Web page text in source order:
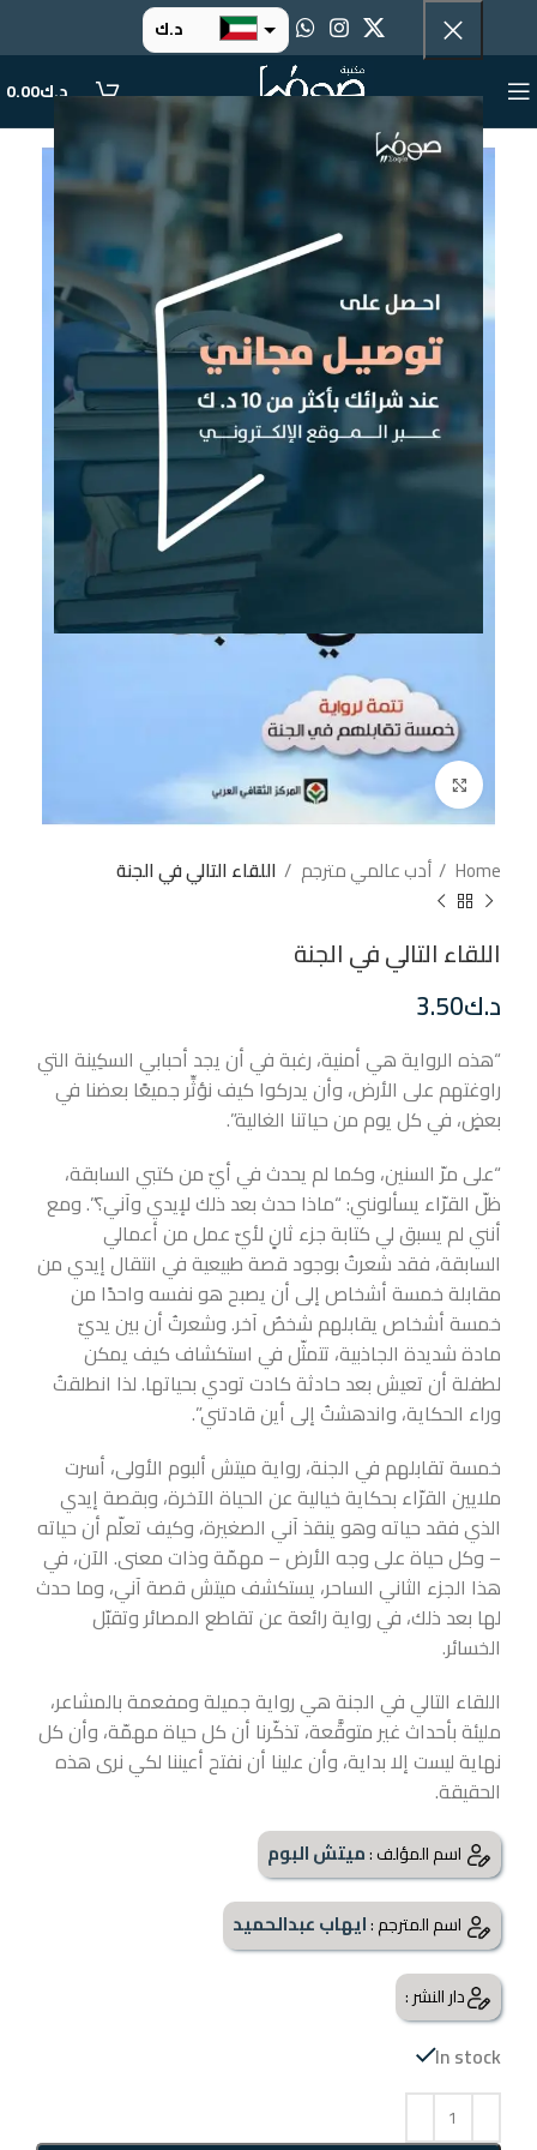
د.ك
ر.س
.د.ب
د.ك0.00
إضغط للتكبير
Home أدب عالمي مترجم اللقاء التالي في الجنة
اللقاء التالي في الجنة
د.ك3.50
“هذه الرواية هي أمنية، رغبة في أن يجد أحبابي السكِينة التي
راوغتهم على الأرض، وأن يدركوا كيف نؤثِّر جميعًا بعضنا في
بعضٍ، في كل يوم من حياتنا الغالية”.
“على مرّ السنين، وكما لم يحدث في أيّ من كتبي السابقة،
ظلّ القرّاء يسألونني: “ماذا حدث بعد ذلك لإيدي وآني؟”. ومع
أنني لم يسبق لي كتابة جزء ثانٍ لأيّ عمل من أعمالي
السابقة، فقد شعرتُ بوجود قصة طبيعية في انتقال إيدي من
مقابلة خمسة أشخاص إلى أن يصبح هو نفسه واحدًا من
خمسة أشخاص يقابلهم شخصٌ آخر. وشعرتُ أن بين يديّ
مادة شديدة الجاذبية، تتمثّل في استكشاف كيف يمكن
لطفلة أن تعيش بعد حادثة كادت تودي بحياتها. لذا انطلقتُ
وراء الحكاية، واندهشتُ إلى أين قادتني”.
خمسة تقابلهم في الجنة، رواية ميتش ألبوم الأولى، أسرت
ملايين القرّاء بحكاية خيالية عن الحياة الآخرة، وبقصة إيدي
الذي فقد حياته وهو ينقذ آني الصغيرة، وكيف تعلّم أن حياته
– وكل حياة على وجه الأرض – مهمّة وذات معنى. الآن، في
هذا الجزء الثاني الساحر، يستكشف ميتش قصة آني، وما حدث
لها بعد ذلك، في رواية رائعة عن تقاطع المصائر وتقبّل
الخسائر.
اللقاء التالي في الجنة هي رواية جميلة ومفعمة بالمشاعر،
مليئة بأحداث غير متوقَّعة، تذكّرنا أن كل حياة مهمّة، وأن كل
نهاية ليست إلا بداية، وأن علينا أن نفتح أعيننا لكي نرى هذه
الحقيقة.
اسم المؤلف :ميتش البوم
اسم المترجم :ايهاب عبدالحميد
دار النشر :
In stock